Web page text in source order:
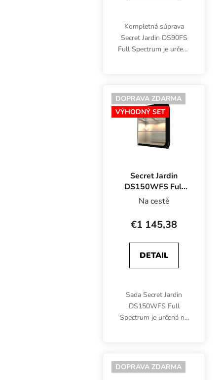
Kompletná súprava
Secret Jardin DS90FS
Full Spectrum je určená
vegetačného cyklu.
Súprava obsahuje
okrem stanu...
DOPRAVA ZDARMA
VÝHODNÝ SET
Secret Jardin
DS150WFS Full
Spectrum Set
150x77x200 cm
Na cestě
€1 145,38
DETAIL
Sada Secret Jardin
DS150WFS Full
Spectrum je určená na
cyklu. Okrem stanu
obsahuje osvetlenie
DOPRAVA ZDARMA